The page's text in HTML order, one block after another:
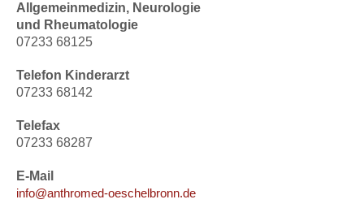
Allgemeinmedizin, Neurologie
und Rheumatologie
07233 68125
Telefon Kinderarzt
07233 68142
Telefax
07233 68287
E-Mail
info@anthromed-oeschelbronn.de